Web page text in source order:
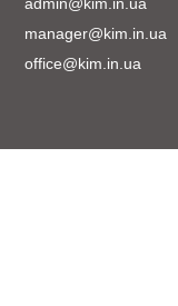
manager@kim.in.ua
office@kim.in.ua